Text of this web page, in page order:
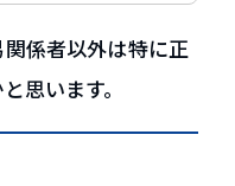
係者以外は特に正
思います。